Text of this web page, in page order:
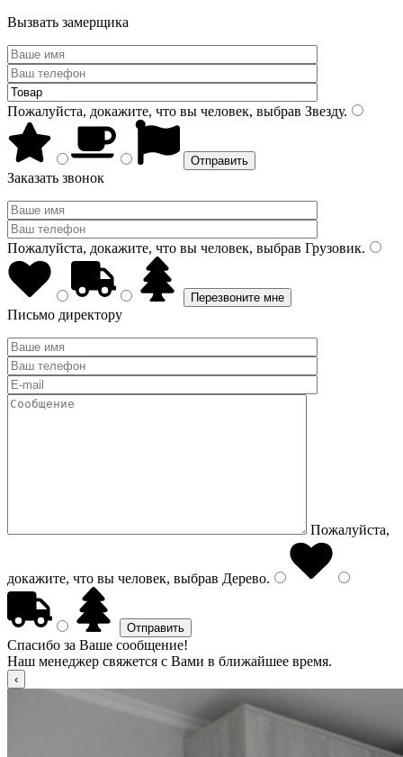
Вызвать замерщика
Пожалуйста, докажите, что вы человек, выбрав Звезду.
Заказать звонок
Пожалуйста, докажите, что вы человек, выбрав Грузовик.
Письмо директору
Пожалуйста,
докажите, что вы человек, выбрав Дерево.
Спасибо за Ваше сообщение!
Наш менеджер свяжется с Вами в ближайшее время.